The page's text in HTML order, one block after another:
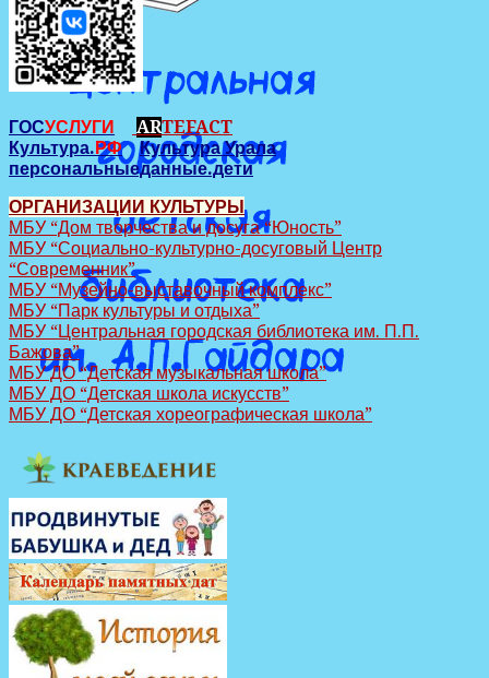
ГОСУСЛУГИ ARTEFACT
Культура. РФ
Культура Урала
персональныеданные.дети
ОРГАНИЗАЦИИ КУЛЬТУРЫ
МБУ “Дом творчества и досуга “Юность”
МБУ “Социально-культурно-досуговый Центр
“Современник”
МБУ “Музейно-выставочный комплекс”
МБУ “Парк культуры и отдыха”
МБУ “Центральная городская библиотека им. П.П.
Бажова”
МБУ ДО “Детская музыкальная школа”
МБУ ДО “Детская школа искусств”
МБУ ДО “Детская хореографическая школа”